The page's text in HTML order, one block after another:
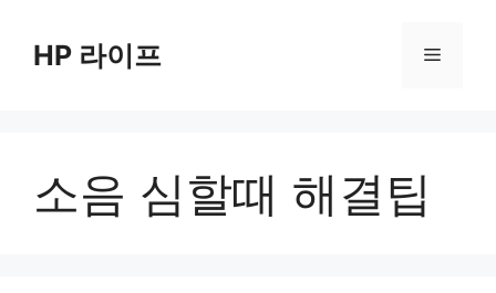
HP 라이프 메
소음 심할때 해결팁